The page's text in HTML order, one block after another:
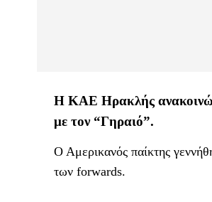
Η ΚΑΕ Ηρακλής
με τον “Γηραιό”.
Ο Αμερικανός παίκτης
των forwards.